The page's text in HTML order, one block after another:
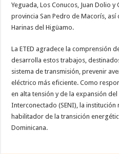
Yeguada, Los Conucos, Juan Dolio
provincia San Pedro de Macorís,
Harinas del Higüamo.
La ETED agradece la comprensión
desarrolla estos trabajos,
sistema de transmisión, prevenir
eléctrico más eficiente. Como
en alta tensión y de la expansión del
Interconectado (SENI), la
habilitador de la transición
Dominicana.